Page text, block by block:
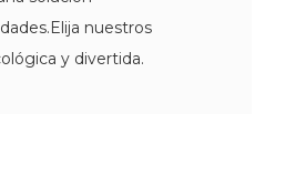
nuestros
y divertida.